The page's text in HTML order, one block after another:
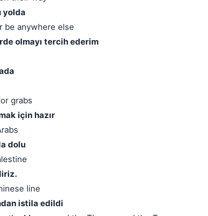
yolda
be anywhere else
olmayı tercih ederim
grabs
için hazır
dolu
line
istila edildi